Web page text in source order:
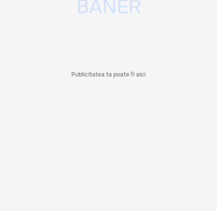
Publicitatea ta poate fi aici